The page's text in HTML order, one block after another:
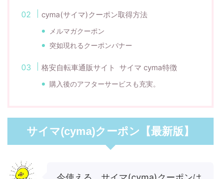
cyma(サイマ)クーポン取得方法
メルマガクーポン
突如現れるクーポンバナー
格安自転車通販サイト サイマ cyma特徴
購入後のアフターサービスも充実。
サイマ(cyma)クーポン【最新版】